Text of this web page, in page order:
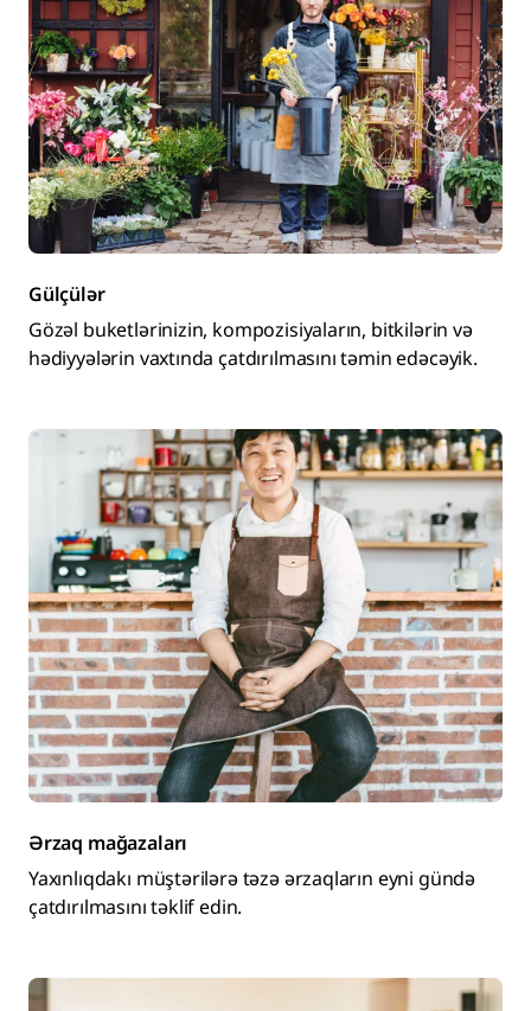
Gülçülər
Gözəl buketlərinizin, kompozisiyaların, bitkilərin və
hədiyyələrin vaxtında çatdırılmasını təmin edəcəyik.
Ərzaq mağazaları
Yaxınlıqdakı müştərilərə təzə ərzaqların eyni gündə
çatdırılmasını təklif edin.